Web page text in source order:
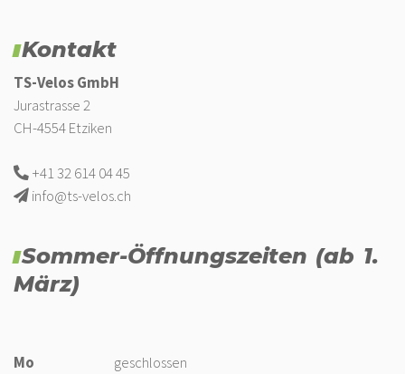
Kontakt
TS-Velos GmbH
Jurastrasse 2
CH-4554 Etziken
+41 32 614 04 45
info@ts-velos.ch
Sommer-Öffnungszeiten (ab 1.
März)
Mo
geschlossen